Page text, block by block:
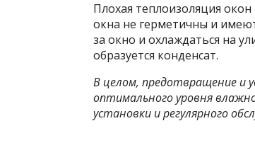
Плохая теплоизоляция
окна не герметичны и
за окно и охлаждаться на
образуется конденсат.
В целом, предотвращение и
оптимального уровня
установки и регулярного